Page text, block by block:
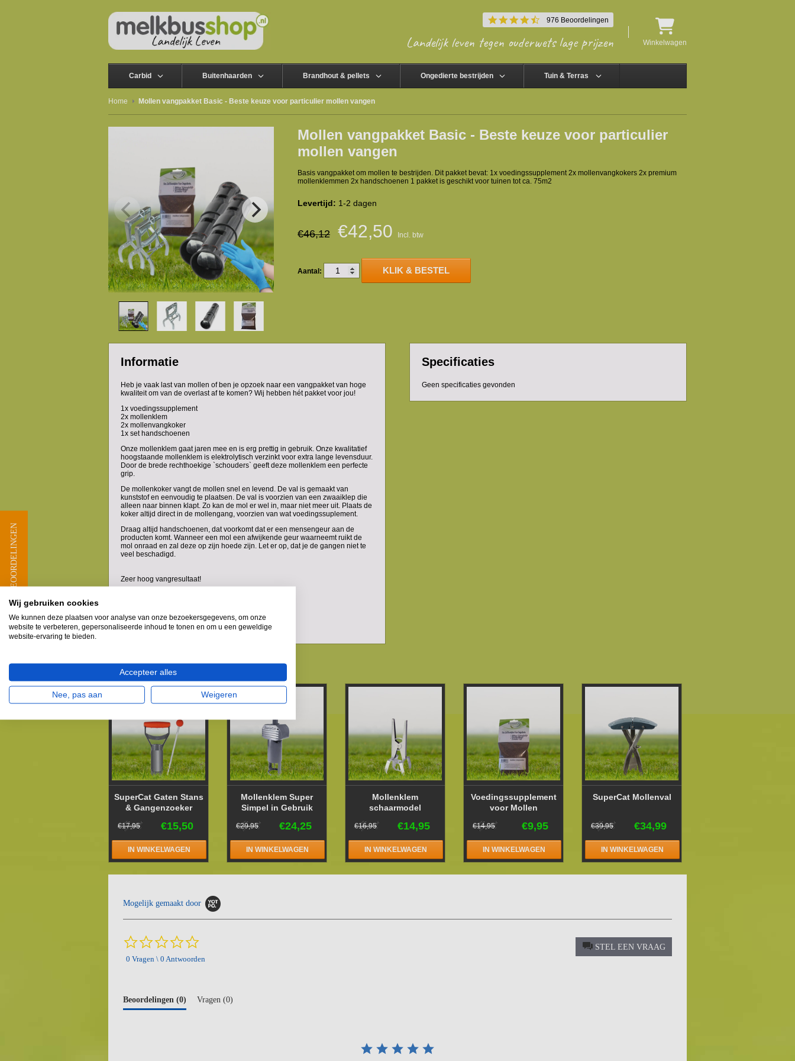
4.5
star
rating
976 Beoordelingen
Landelijk leven tegen ouderwets lage prijzen Winkelwagen
Carbid Buitenhaarden Brandhout & pellets Ongedierte bestrijden Tuin & Terras
Home Mollen vangpakket Basic - Beste keuze voor particulier mollen vangen
Mollen vangpakket Basic - Beste keuze voor particulier
mollen vangen
Basis vangpakket om mollen te bestrijden. Dit pakket bevat: 1x voedingssupplement 2x mollenvangkokers 2x premium
mollenklemmen 2x handschoenen 1 pakket is geschikt voor tuinen tot ca. 75m2
Levertijd: 1-2 dagen
€46,12 €42,50 Incl. btw
Aantal: KLIK & BESTEL
Informatie
Heb je vaak last van mollen of ben je opzoek naar een vangpakket van hoge
kwaliteit om van de overlast af te komen? Wij hebben hét pakket voor jou!
1x voedingssupplement
2x mollenklem
2x mollenvangkoker
1x set handschoenen
Onze mollenklem gaat jaren mee en is erg prettig in gebruik. Onze kwalitatief
hoogstaande mollenklem is elektrolytisch verzinkt voor extra lange levensduur.
Door de brede rechthoekige `schouders` geeft deze mollenklem een perfecte
grip.
De mollenkoker vangt de mollen snel en levend. De val is gemaakt van
kunststof en eenvoudig te plaatsen. De val is voorzien van een zwaaiklep die
alleen naar binnen klapt. Zo kan de mol er wel in, maar niet meer uit. Plaats de
koker altijd direct in de mollengang, voorzien van wat voedingssuplement.
Draag altijd handschoenen, dat voorkomt dat er een mensengeur aan de
producten komt. Wanneer een mol een afwijkende geur waarneemt ruikt de
mol onraad en zal deze op zijn hoede zijn. Let er op, dat je de gangen niet te
veel beschadigd.
Zeer hoog vangresultaat!
Specificaties
Geen specificaties gevonden
Gerelateerde producten
SuperCat Gaten Stans
& Gangenzoeker
€15,50
€17,95
IN WINKELWAGEN
Mollenklem Super
Simpel in Gebruik
€24,25
€29,95
IN WINKELWAGEN
Mollenklem
schaarmodel
€14,95
€16,95
IN WINKELWAGEN
Voedingssupplement
voor Mollen
€9,95
€14,95
IN WINKELWAGEN
SuperCat Mollenval
€34,99
€39,95
IN WINKELWAGEN
Mogelijk gemaakt door
rating
0 Vragen \ 0 Antwoorden
STEL EEN VRAAG
Beoordelingen (0) Vragen (0)
★ BEOORDELINGEN
Wij gebruiken cookies
We kunnen deze plaatsen voor analyse van onze bezoekersgegevens, om onze
website te verbeteren, gepersonaliseerde inhoud te tonen en om u een geweldige
website-ervaring te bieden.
Accepteer alles
Nee, pas aan Weigeren